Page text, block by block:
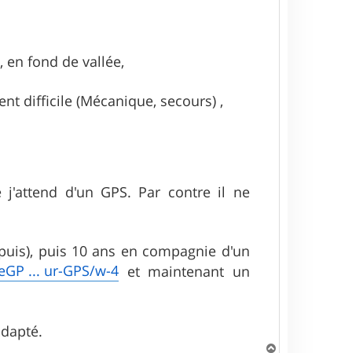
en fond de vallée,
difficile (Mécanique, secours) ,
d'un GPS. Par contre il ne
puis 10 ans en compagnie d'un
... ur-GPS/w-4 et maintenant un